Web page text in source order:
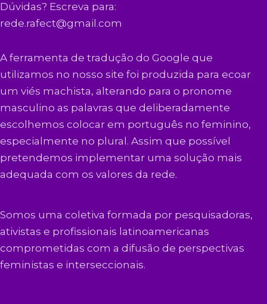
Dúvidas? Escreva para:
rede.rafect@gmail.com
A ferramenta de tradução do Google que
utilizamos no nosso site foi produzida para ecoar
um viés machista, alterando para o pronome
masculino as palavras que deliberadamente
escolhemos colocar em português no feminino,
especialmente no plural. Assim que possível
pretendemos implementar uma solução mais
adequada com os valores da rede.
Somos uma coletiva formada por pesquisadoras,
ativistas e profissionais latinoamericanas
comprometidas com a difusão de perspectivas
feministas e interseccionais.